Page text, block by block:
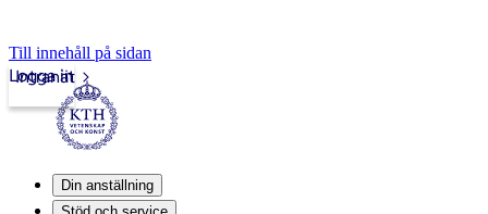
Till innehåll på sidan
Intranät
Logga in
Din anställning